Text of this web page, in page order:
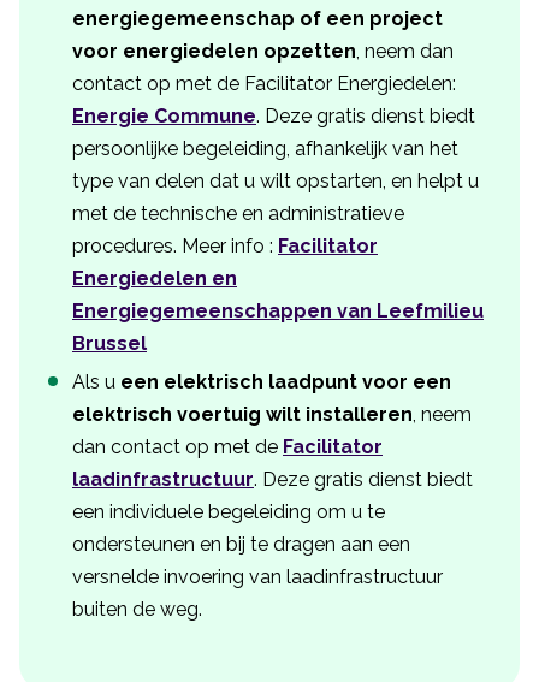
energiegemeenschap of een project
voor energiedelen opzetten, neem dan
contact op met de Facilitator Energiedelen:
Energie Commune. Deze gratis dienst biedt
persoonlijke begeleiding, afhankelijk van het
type van delen dat u wilt opstarten, en helpt u
met de technische en administratieve
procedures. Meer info : Facilitator
Energiedelen en
Energiegemeenschappen van Leefmilieu
Brussel
Als u een elektrisch laadpunt voor een
elektrisch voertuig wilt installeren, neem
dan contact op met de Facilitator
laadinfrastructuur. Deze gratis dienst biedt
een individuele begeleiding om u te
ondersteunen en bij te dragen aan een
versnelde invoering van laadinfrastructuur
buiten de weg.